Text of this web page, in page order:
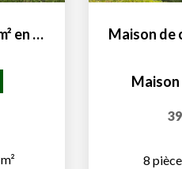
Maison neuve de 170 m² en R+1 avec appartement privatif
m²
Maison
8